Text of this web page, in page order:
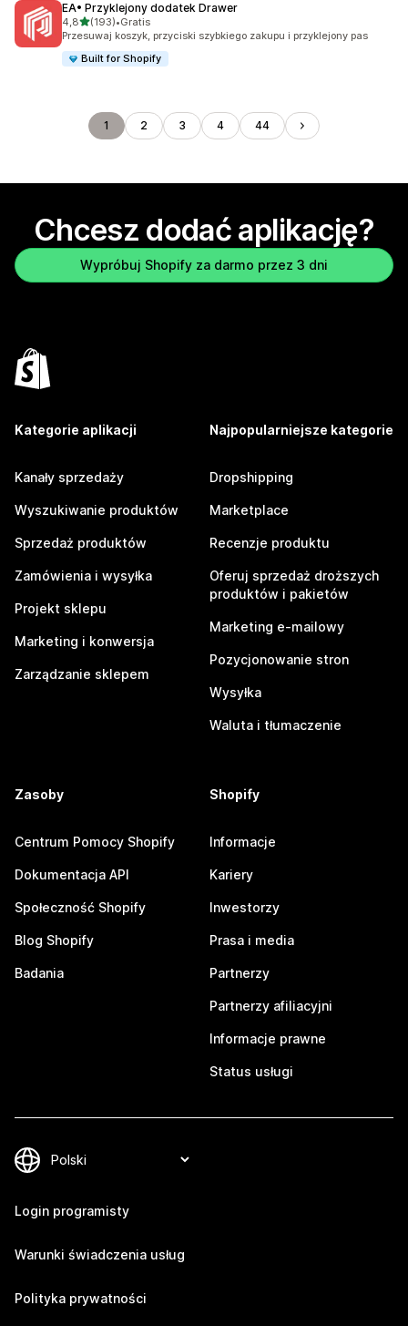
EA• Przyklejony dodatek Drawer
4,8na 5 gwiazdek
(193)
Łączna liczba recenzji: 193
•Gratis
Przesuwaj koszyk, przyciski szybkiego zakupu i przyklejony pas
Built for Shopify
1 2 3 4 44
Chcesz dodać aplikację?
Wypróbuj Shopify za darmo przez 3 dni
Kategorie aplikacji
Kanały sprzedaży
Wyszukiwanie produktów
Sprzedaż produktów
Zamówienia i wysyłka
Projekt sklepu
Marketing i konwersja
Zarządzanie sklepem
Najpopularniejsze kategorie
Dropshipping
Marketplace
Recenzje produktu
Oferuj sprzedaż droższych
produktów i pakietów
Marketing e-mailowy
Pozycjonowanie stron
Wysyłka
Waluta i tłumaczenie
Zasoby
Centrum Pomocy Shopify
Dokumentacja API
Społeczność Shopify
Blog Shopify
Badania
Shopify
Informacje
Kariery
Inwestorzy
Prasa i media
Partnerzy
Partnerzy afiliacyjni
Informacje prawne
Status usługi
Login programisty
Warunki świadczenia usług
Polityka prywatności